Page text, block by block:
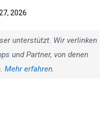
2026
unterstützt. Wir verlinken
und Partner, von denen
Mehr erfahren.